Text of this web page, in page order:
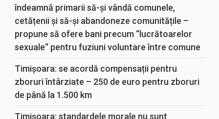
îndeamnă primarii să-și vândă comunele,
cetățenii și să-și abandoneze comunitățile –
propune să ofere bani precum “lucrătoarelor
sexuale“ pentru fuziuni voluntare între comune
Timișoara: se acordă compensații pentru
zboruri întârziate – 250 de euro pentru zboruri
de până la 1.500 km
Timișoara: standardele morale nu sunt